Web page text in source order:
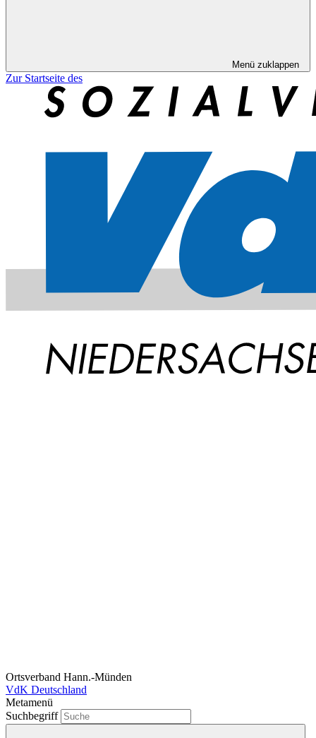
Menü zuklappen
Zur Startseite des
Ortsverband Hann.-Münden
VdK Deutschland
Metamenü
Suchbegriff